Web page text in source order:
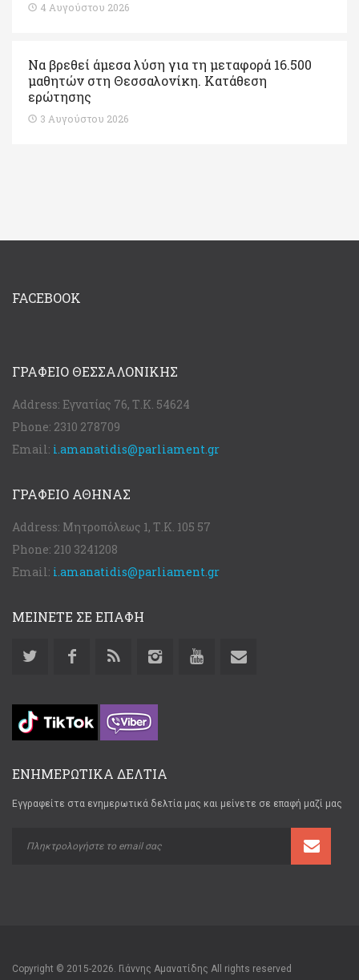
4 Αυγούστου 2026
Να βρεθεί άμεσα λύση για τη μεταφορά 16.500
μαθητών στη Θεσσαλονίκη. Κατάθεση
ερώτησης
3 Αυγούστου 2026
FACEBOOK
ΓΡΑΦΕΊΟ ΘΕΣΣΑΛΟΝΊΚΗΣ
Address: Εγνατίας 76, Τ.Κ. 54624
Phone: 2310 278709
Email: i.amanatidis@parliament.gr
ΓΡΑΦΕΊΟ ΑΘΉΝΑΣ
Address: Μητροπόλεως 1, Τ.Κ. 105 57
Phone: 210 3241208
Email: i.amanatidis@parliament.gr
ΜΕΙΝΕΤΕ ΣΕ ΕΠΑΦΗ
ΕΝΗΜΕΡΩΤΙΚΑ ΔΕΛΤΙΑ
Εγγραφείτε στα ενημερωτικά δελτία μας και μείνετε σε επαφή μαζί μας
Copyright © 2015-2026. Γιάννης Αμανατίδης All rights reserved